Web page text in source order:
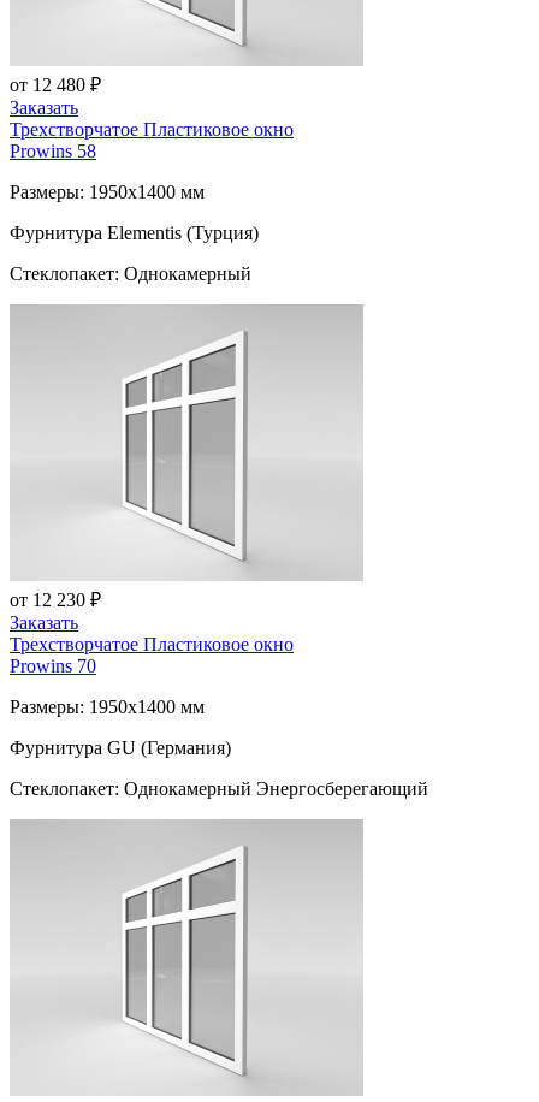
от 12 480 ₽
Заказать
Трехстворчатое Пластиковое окно
Prowins 58
Размеры: 1950x1400 мм
Фурнитура Elementis (Турция)
Стеклопакет: Однокамерный
от 12 230 ₽
Заказать
Трехстворчатое Пластиковое окно
Prowins 70
Размеры: 1950x1400 мм
Фурнитура GU (Германия)
Стеклопакет: Однокамерный Энергосберегающий